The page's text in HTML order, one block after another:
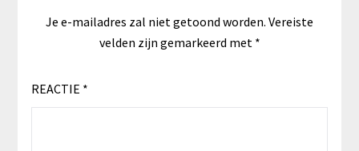
Je e-mailadres zal niet getoond worden. Vereiste
velden zijn gemarkeerd met *
REACTIE *